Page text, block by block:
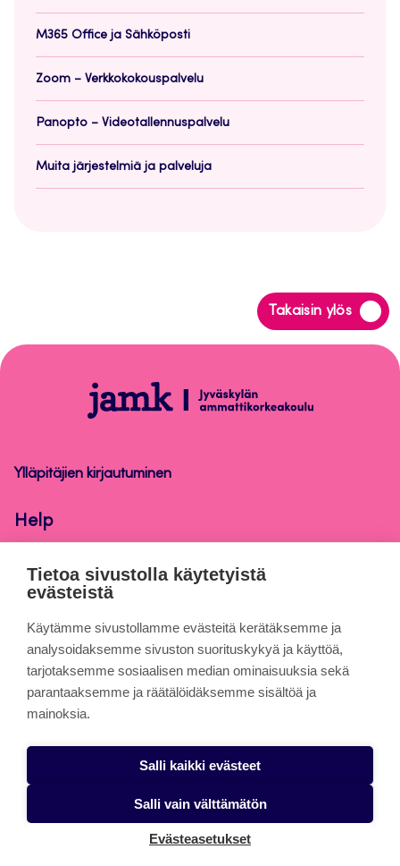
M365 Office ja Sähköposti
Zoom – Verkkokokouspalvelu
Panopto – Videotallennuspalvelu
Muita järjestelmiä ja palveluja
Takaisin ylös
Siirry
takaisin
Help
Ylläpitäjien kirjautuminen
Help
Jyväskylän ammattikorkeakoulun ohjesivusto
Tietoa sivuista
Evästeet
Saavutettavuusseloste
Tietosuojaseloste
Alasottoilmoitus
Tietoa sivustolla käytetyistä
evästeistä
Käytämme sivustollamme evästeitä kerätäksemme ja
analysoidaksemme sivuston suorituskykyä ja käyttöä,
tarjotaksemme sosiaalisen median ominaisuuksia sekä
parantaaksemme ja räätälöidäksemme sisältöä ja
mainoksia.
Salli kaikki evästeet
Salli vain välttämätön
Evästeasetukset